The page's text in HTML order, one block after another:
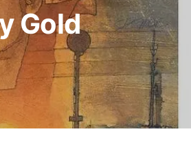
Gold